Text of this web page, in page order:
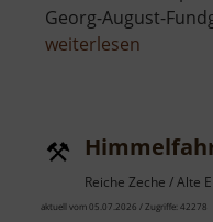
Georg-August-
weiterlesen
Reiche Zeche / Alte
aktuell vom 05.07.2026 / Zugriffe: 42278